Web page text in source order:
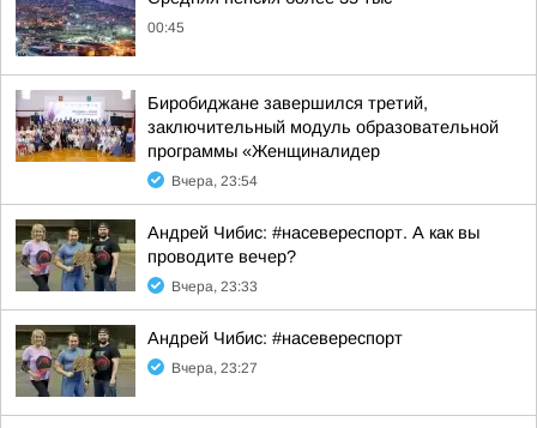
00:45
Биробиджане завершился третий,
заключительный модуль образовательной
программы «Женщиналидер
Вчера, 23:54
Андрей Чибис: #насевереспорт. А как вы
проводите вечер?
Вчера, 23:33
Андрей Чибис: #насевереспорт
Вчера, 23:27